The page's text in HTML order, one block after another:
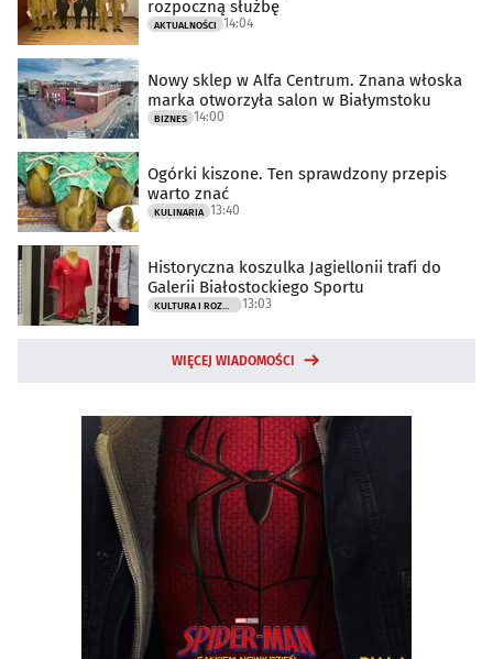
rozpoczną służbę
AKTUALNOŚCI 14:04
Nowy sklep w Alfa Centrum. Znana włoska
marka otworzyła salon w Białymstoku
BIZNES 14:00
Ogórki kiszone. Ten sprawdzony przepis
warto znać
KULINARIA 13:40
Historyczna koszulka Jagiellonii trafi do
Galerii Białostockiego Sportu
KULTURA I ROZRYWKA 13:03
WIĘCEJ WIADOMOŚCI